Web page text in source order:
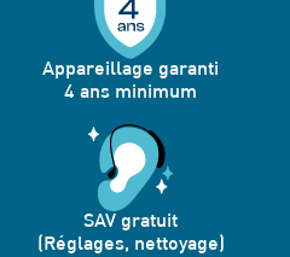
Appareillage garanti
4 ans minimum
SAV gratuit
(Réglages, nettoyage)